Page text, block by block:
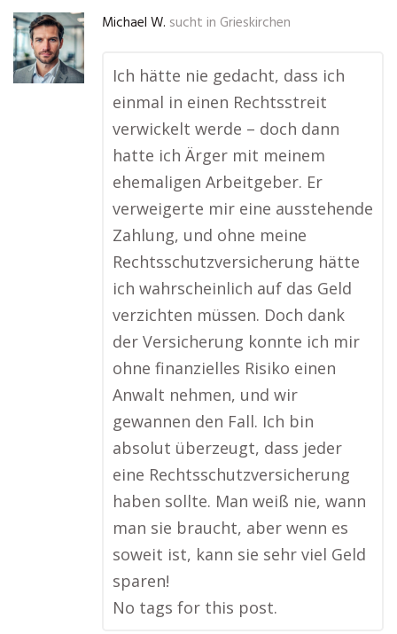
Michael W. sucht in Grieskirchen
Ich hätte nie gedacht, dass ich
einmal in einen Rechtsstreit
verwickelt werde – doch dann
hatte ich Ärger mit meinem
ehemaligen Arbeitgeber. Er
verweigerte mir eine ausstehende
Zahlung, und ohne meine
Rechtsschutzversicherung hätte
ich wahrscheinlich auf das Geld
verzichten müssen. Doch dank
der Versicherung konnte ich mir
ohne finanzielles Risiko einen
Anwalt nehmen, und wir
gewannen den Fall. Ich bin
absolut überzeugt, dass jeder
eine Rechtsschutzversicherung
haben sollte. Man weiß nie, wann
man sie braucht, aber wenn es
soweit ist, kann sie sehr viel Geld
sparen!
No tags for this post.